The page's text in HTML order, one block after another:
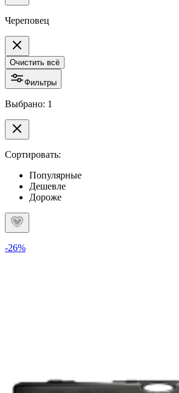
Череповец
Очистить всё
Фильтры
Выбрано: 1
Сортировать:
Популярные
Дешевле
Дороже
-26%